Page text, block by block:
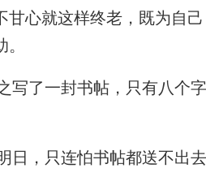
心就这样终老，既为自己
了一封书帖，只有八个
，只连怕书帖都送不出去